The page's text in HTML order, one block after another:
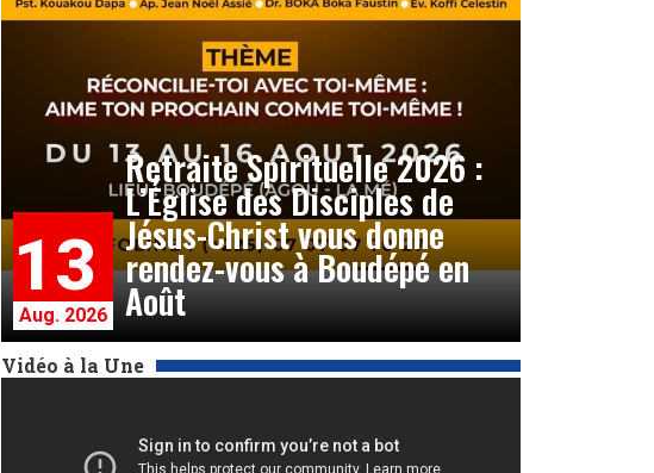
13
Aug. 2026
Retraite Spirituelle 2026 :
L’Église des Disciples de
Jésus-Christ vous donne
rendez-vous à Boudépé en
Août
Vidéo à la Une